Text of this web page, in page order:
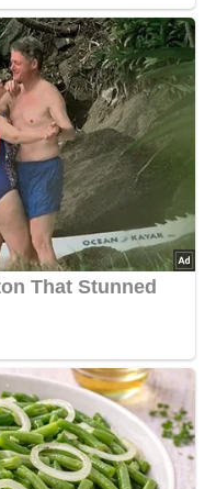
Leipzig, Berlin, DDR 1983
– Rezept